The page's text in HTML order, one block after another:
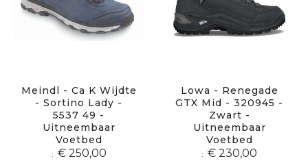
Meindl - Ca K Wijdte
- Sortino Lady -
5537 49 -
Uitneembaar
Voetbed
€ 250,00
Lowa - Renegade
GTX Mid - 320945 -
Zwart -
Uitneembaar
Voetbed
€ 230,00